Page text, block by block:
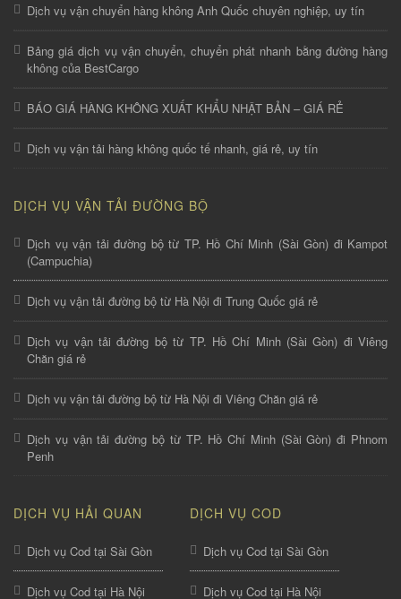
Dịch vụ vận chuyển hàng không Anh Quốc chuyên nghiệp, uy tín
Bảng giá dịch vụ vận chuyển, chuyển phát nhanh bằng đường hàng
không của BestCargo
BÁO GIÁ HÀNG KHÔNG XUẤT KHẨU NHẬT BẢN – GIÁ RẺ
Dịch vụ vận tải hàng không quốc tế nhanh, giá rẻ, uy tín
DỊCH VỤ VẬN TẢI ĐƯỜNG BỘ
Dịch vụ vận tải đường bộ từ TP. Hồ Chí Minh (Sài Gòn) đi Kampot
(Campuchia)
Dịch vụ vận tải đường bộ từ Hà Nội đi Trung Quốc giá rẻ
Dịch vụ vận tải đường bộ từ TP. Hồ Chí Minh (Sài Gòn) đi Viêng
Chăn giá rẻ
Dịch vụ vận tải đường bộ từ Hà Nội đi Viêng Chăn giá rẻ
Dịch vụ vận tải đường bộ từ TP. Hồ Chí Minh (Sài Gòn) đi Phnom
Penh
DỊCH VỤ HẢI QUAN
Dịch vụ Cod tại Sài Gòn
Dịch vụ Cod tại Hà Nội
DỊCH VỤ COD
Dịch vụ Cod tại Sài Gòn
Dịch vụ Cod tại Hà Nội